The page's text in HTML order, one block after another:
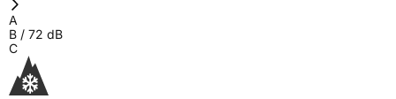
A
B / 72 dB
C